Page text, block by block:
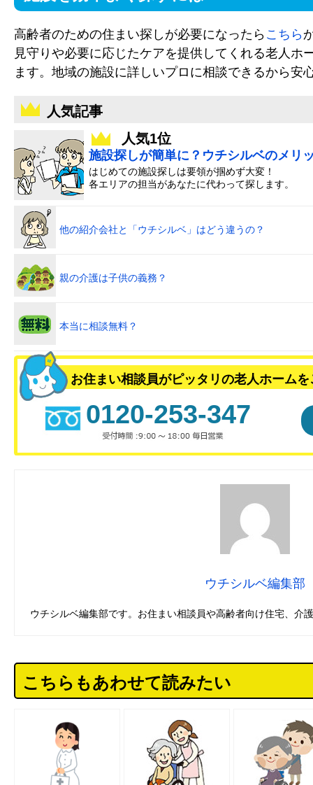
高齢者のための住まい探しが必要になったら こちら
見守りや必要に応じたケアを提供してくれる老人ホ
ます。地域の施設に詳しいプロに相談できるから安
人気記事
人気1位
施設探しが簡単に？ウチシルベのメリ
はじめての施設探しは要領が掴めず大変！
各エリアの担当があなたに代わって探します。
他の紹介会社と「ウチシルベ」はどう違うの？
親の介護は子供の義務？
本当に相談無料？
お住まい相談員がピッタリの老人ホームを
0120-253-347
ウチシルベ編集部
ウチシルベ編集部です。お住まい相談員や高齢者向け住宅、介
こちらもあわせて読みたい